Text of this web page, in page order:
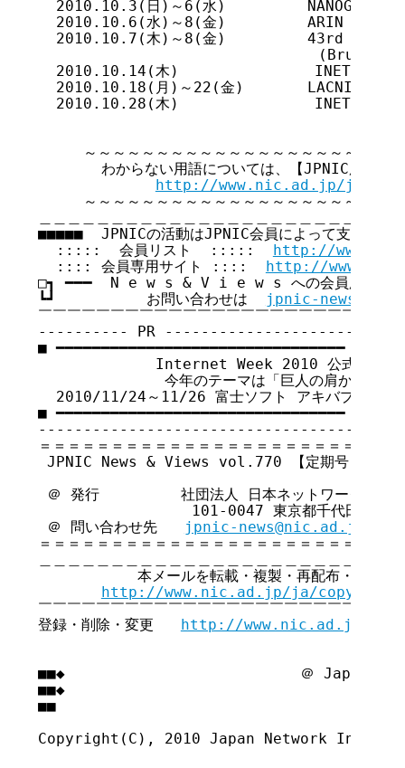
2010.10.3(日)～6(水)         NANOG50
2010.10.6(水)～8(金)         ARIN XXVI
2010.10.7(木)～8(金)         43rd
2010.10.14(木)               INET
2010.10.18(月)～22(金)       LACNIC
2010.10.28(木)               INET
～～～～～～～～～～～～～～～～～～～～～～
わからない用語については、【JPNIC用語集
http://www.nic.ad.jp/ja/
～～～～～～～～～～～～～～～～～～～～～～
■■■■■  JPNICの活動はJPNIC会員によって支えら
  :::::  会員リスト  :::::
http://
  :::: 会員専用サイト ::::
http://
□┓ ━━━  N e w s & V i e w s への会員広告無料
┗┛          お問い合わせは
jpnic-
￣￣￣￣￣￣￣￣￣￣￣￣￣￣￣￣￣￣￣￣￣￣￣￣
---------- PR
■ ━━━━━━━━━━━━━━━━━━━━━━━━━━━━━━━━ ■
Internet Week 2010 公式Webサイ
今年のテーマは「巨人の肩から未来
  2010/11/24～11/26 富士ソフト アキバプラザ
■ ━━━━━━━━━━━━━━━━━━━━━━━━━━━━━━━━ ■
＝＝＝＝＝＝＝＝＝＝＝＝＝＝＝＝＝＝＝＝＝＝＝＝
JPNIC News & Views vol.770 【定期号】
＠ 発行         社団法人 日本ネットワークインフ
101-0047 東京都千代田区内神
＠ 問い合わせ先
jpnic-news@nic.ad.jp
＝＝＝＝＝＝＝＝＝＝＝＝＝＝＝＝＝＝＝＝＝＝＝＝
本メールを転載・複製・再配布・引用さ
http://www.nic.ad.jp/ja/
￣￣￣￣￣￣￣￣￣￣￣￣￣￣￣￣￣￣￣￣￣￣￣￣
登録・削除・変更 http://www.nic.ad.jp/ja/
■■◆                          ＠ Japan
■■◆
■■
Copyright(C), 2010 Japan Network